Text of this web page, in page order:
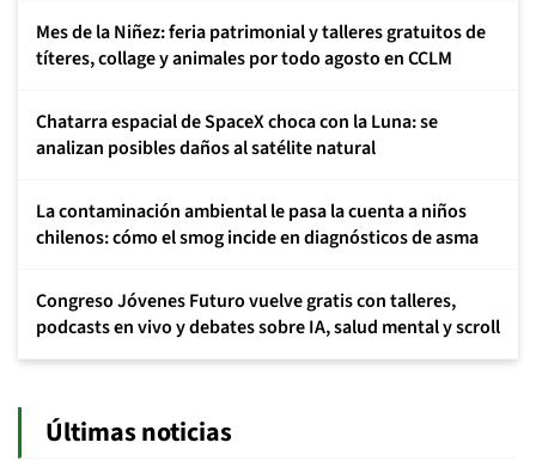
Mes de la Niñez: feria patrimonial y talleres gratuitos de
títeres, collage y animales por todo agosto en CCLM
Chatarra espacial de SpaceX choca con la Luna: se
analizan posibles daños al satélite natural
La contaminación ambiental le pasa la cuenta a niños
chilenos: cómo el smog incide en diagnósticos de asma
Congreso Jóvenes Futuro vuelve gratis con talleres,
podcasts en vivo y debates sobre IA, salud mental y scroll
Últimas noticias